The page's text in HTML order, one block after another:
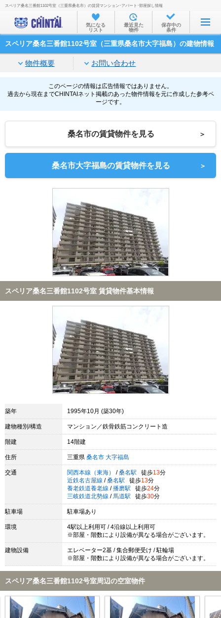
お部屋を探す
沿線・駅から
家賃相場から
通勤通学時間から
物件特集から
不動産会社から
TOP
スペリア桑名三番館1102号室（三重県桑名市）の賃貸マンション･アパート･部屋探し情報
気になる
リスト
最近見た
物件
保存中の
条件
スペリア桑名三番館1102号室（三重県桑名市大字福島）の建物情報
物件概要 お問い合わせ
このページの情報は広告情報ではありません。
過去から現在までCHINTAIネット掲載のあった物件情報を元に作成した参考ペ
ージです。
桑名市の賃貸物件を見る ＞
桑名市大字福島の賃貸物件を見る ＞
スペリア桑名三番館1102号室 賃貸物件基本情報
築年 1995年10月 (築30年)
建物種別/構造 マンション／鉄骨鉄筋コンクリート造
階建 14階建
住所 三重県 桑名市 大字福島
交通 関西本線（東海） / 桑名駅 徒歩13分
近鉄名古屋線 / 桑名駅 徒歩13分
養老鉄道養老線 / 播磨駅 徒歩24分
三岐鉄道北勢線 / 馬道駅 徒歩30分
駐車場 駐車場あり
環境
4駅以上利用可 / 4沿線以上利用可
※部屋・階数により設備が異なる場合がございます。
建物設備
エレベーター2基 / 集合郵便受け / 駐輪場
※部屋・階数により設備が異なる場合がございます。
スペリア桑名三番館1102号室周辺の空室物件